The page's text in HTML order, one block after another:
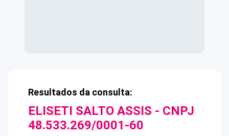
Resultados da consulta:
ELISETI SALTO ASSIS - CNPJ
48.533.269/0001-60